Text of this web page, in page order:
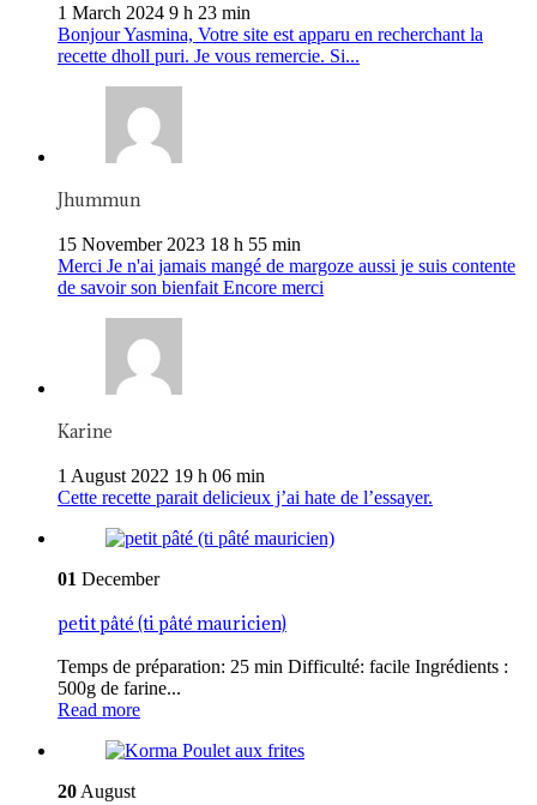
1 March 2024 9 h 23 min
Bonjour Yasmina, Votre site est apparu en recherchant la
recette dholl puri. Je vous remercie. Si...
Jhummun
15 November 2023 18 h 55 min
Merci Je n'ai jamais mangé de margoze aussi je suis contente
de savoir son bienfait Encore merci
Karine
1 August 2022 19 h 06 min
Cette recette parait delicieux j’ai hate de l’essayer.
01 December
petit pâté (ti pâté mauricien)
Temps de préparation: 25 min Difficulté: facile Ingrédients :
500g de farine...
Read more
20 August